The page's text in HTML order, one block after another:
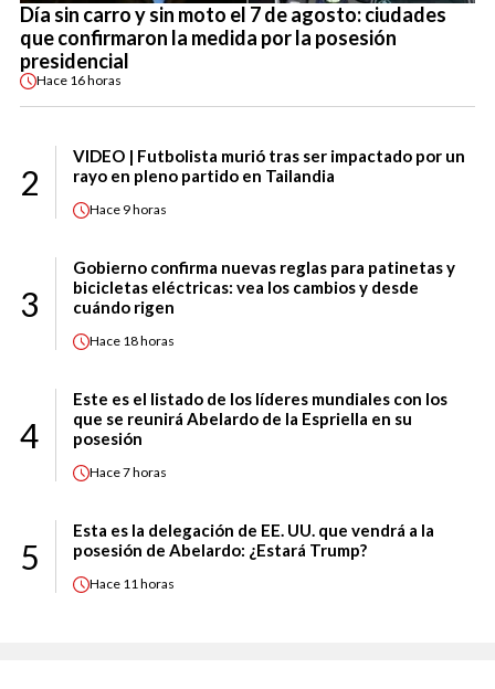
Día sin carro y sin moto el 7 de agosto: ciudades
que confirmaron la medida por la posesión
presidencial
Hace 16 horas
2
VIDEO | Futbolista murió tras ser impactado por un
rayo en pleno partido en Tailandia
Hace 9 horas
3
Gobierno confirma nuevas reglas para patinetas y
bicicletas eléctricas: vea los cambios y desde
cuándo rigen
Hace 18 horas
4
Este es el listado de los líderes mundiales con los
que se reunirá Abelardo de la Espriella en su
posesión
Hace7 horas
5
Esta es la delegación de EE. UU. que vendrá a la
posesión de Abelardo: ¿Estará Trump?
Hace 11 horas